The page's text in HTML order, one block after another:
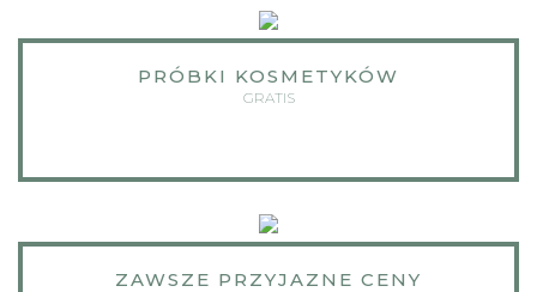
PRÓBKI KOSMETYKÓW
GRATIS
ZAWSZE PRZYJAZNE CENY